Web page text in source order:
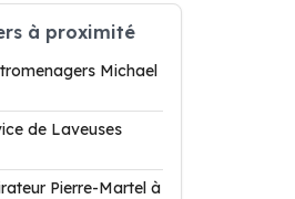
à proximité
Michael
de Laveuses
Pierre-Martel à